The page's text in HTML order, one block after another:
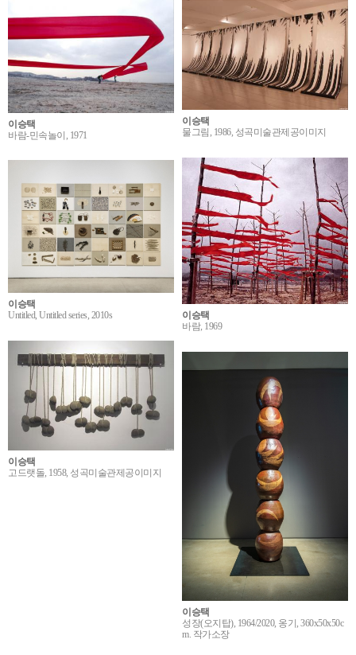
이승택
바람-민속놀이, 1971
이승택
물그림, 1986, 성곡미술관제공이미지
이승택
바람, 1969
이승택
Untitled, Untitled series, 2010s
이승택
고드랫돌, 1958, 성곡미술관제공이미지
이승택
성장(오지탑), 1964/2020, 옹기, 360x50x50c
m. 작가소장